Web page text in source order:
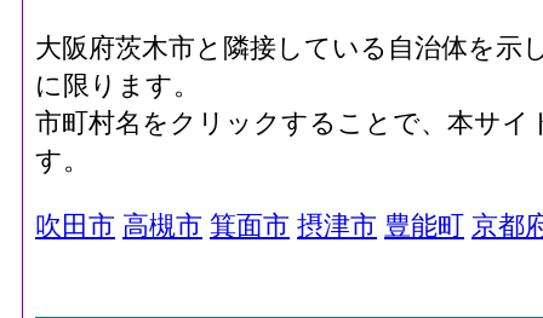
大阪府茨木市と隣接している自治体を示
に限ります。
市町村名をクリックすることで、本サ
す。
吹田市 高槻市 箕面市 摂津市 豊能町 京都